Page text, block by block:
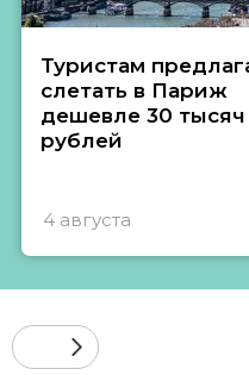
Туристам
слетать в Париж
дешевле 30 тысяч
рублей
4 августа